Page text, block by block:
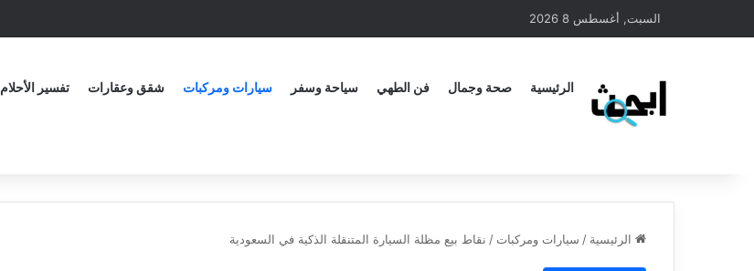
السبت, أغسطس 8 2026
الرئيسية صحة وجمال فن الطهي سياحة وسفر سيارات ومركبات شقق وعقارات تفسير الأحلام
الرئيسية / سيارات ومركبات / نقاط بيع مظلة السيارة المتنقلة الذكية في السعودية